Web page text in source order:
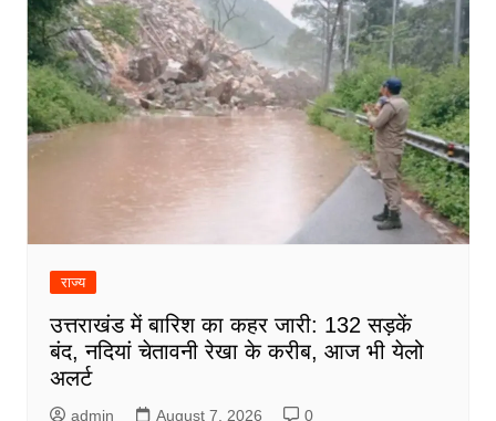
राज्य
उत्तराखंड में बारिश का कहर जारी: 132 सड़कें
बंद, नदियां चेतावनी रेखा के करीब, आज भी येलो
अलर्ट
admin August 7, 2026 0